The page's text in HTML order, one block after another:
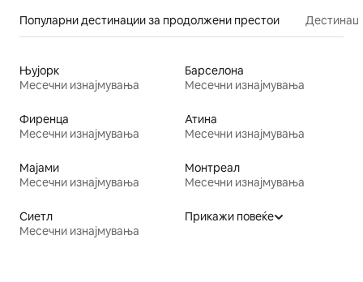
Популарни дестинации за продолжени престои
Њујорк
Месечни изнајмувања
Барселона
Месечни изнајмувања
Фиренца
Месечни изнајмувања
Атина
Месечни изнајмувања
Мајами
Месечни изнајмувања
Монтреал
Месечни изнајмувања
Сиетл
Месечни изнајмувања
Прикажи повеќе